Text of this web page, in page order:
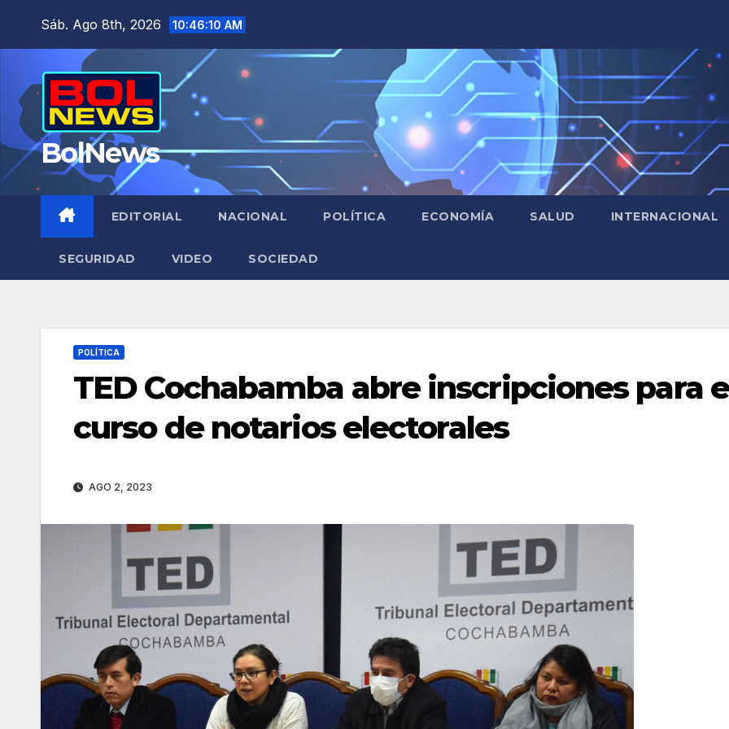
Sáb. Ago 8th, 2026 10:46:11 AM
BolNews
EDITORIAL NACIONAL POLÍTICA ECONOMÍA SALUD INTERNACIONAL
SEGURIDAD VIDEO SOCIEDAD
POLÍTICA
TED Cochabamba abre inscripciones para
curso de notarios electorales
AGO 2, 2023